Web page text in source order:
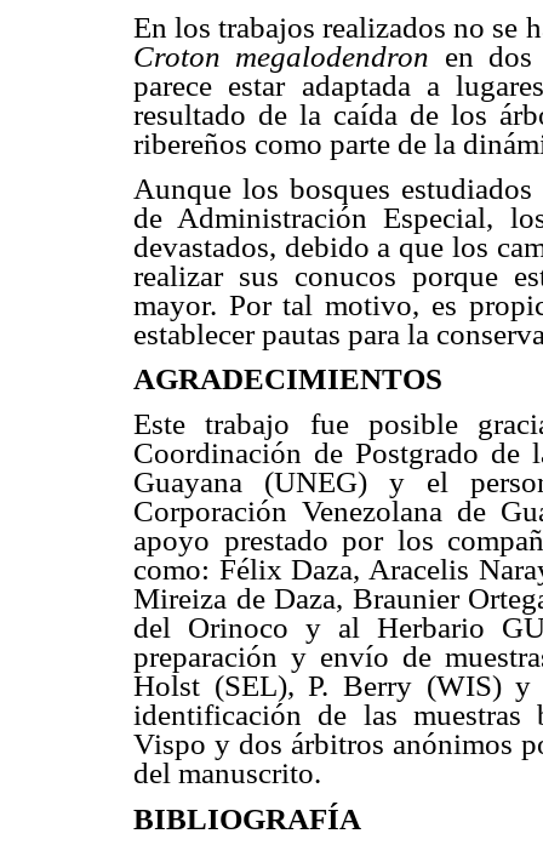
En los trabajos realizados no se
Croton megalodendron en dos
parece estar adaptada a
resultado de la caída de los
ribereños como parte de la
Aunque los bosques
de Administración Especial,
devastados, debido a que los
realizar sus conucos porque
mayor. Por tal motivo, es
establecer pautas para la
AGRADECIMIENTOS
Este trabajo fue posible
Coordinación de Postgrado de
Guayana (UNEG) y el
Corporación Venezolana de
apoyo prestado por los
como: Félix Daza, Aracelis
Mireiza de Daza, Braunier
del Orinoco y al Herbario
preparación y envío de
Holst (SEL),P. Berry (WIS) y
identificación de las muestras
Vispo y dos árbitros anónimos
del manuscrito.
BIBLIOGRAFÍA